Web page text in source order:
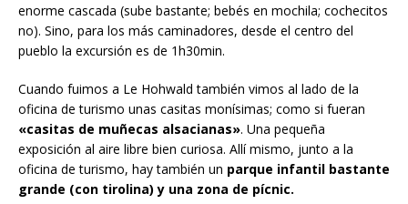
enorme cascada (sube bastante; bebés en mochila; cochecitos
no). Sino, para los más caminadores, desde el centro del
pueblo la excursión es de 1h30min.
Cuando fuimos a Le Hohwald también vimos al lado de la
oficina de turismo unas casitas monísimas; como si fueran
«casitas de muñecas alsacianas». Una pequeña
exposición al aire libre bien curiosa. Allí mismo, junto a la
oficina de turismo, hay también un parque infantil bastante
grande (con tirolina) y una zona de pícnic.